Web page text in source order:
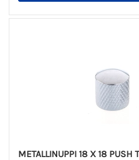
METALLINUPPI 18 X 18 PUSH